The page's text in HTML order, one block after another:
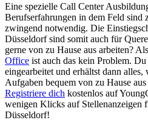
Eine spezielle Call Center
Berufserfahrungen in dem Feld sind
zwingend notwendig. Die
Düsseldorf sind somit auch für
gerne von zu Hause aus arbeiten? Als
Office ist auch das kein Problem.
eingearbeitet und erhältst dann alles,
Aufgaben bequem von zu Hause
Registriere dich kostenlos auf
wenigen Klicks auf Stellenanzeigen
Düsseldorf!